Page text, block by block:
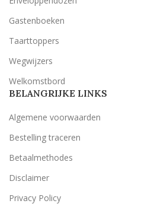
Gastenboeken
Taarttoppers
Wegwijzers
Welkomstbord
BELANGRIJKE LINKS
Algemene voorwaarden
Bestelling traceren
Betaalmethodes
Disclaimer
Privacy Policy